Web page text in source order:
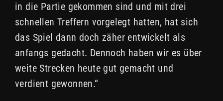
in die Partie gekommen sind und mit drei
schnellen Treffern vorgelegt hatten, hat sich
das Spiel dann doch zäher entwickelt als
anfangs gedacht. Dennoch haben wir es über
weite Strecken heute gut gemacht und
verdient gewonnen.“